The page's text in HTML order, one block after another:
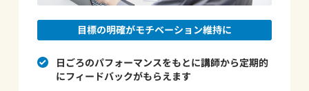
目標の明確がモチベーション維持に
日ごろのパフォーマンスをもとに講師から定期的
にフィードバックがもらえます